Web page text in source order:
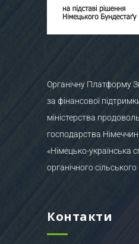
Органічну Платформу
за фінансової
міністерства
господарства
«Німецько-українська
органічного
Контакти